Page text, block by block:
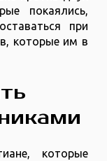
покаялись,
при
которые им в
которые